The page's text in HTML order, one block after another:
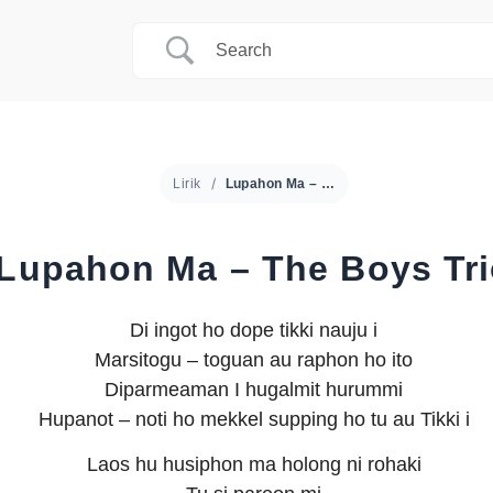
Lirik Lupahon Ma – The Boys Trio
Ma – The Boys
Di ingot ho dope tikki nauju i
Marsitogu – toguan au raphon ho ito
Diparmeaman I hugalmit hurummi
Hupanot – noti ho mekkel supping ho tu au Tikki i
Laos hu husiphon ma holong ni rohaki